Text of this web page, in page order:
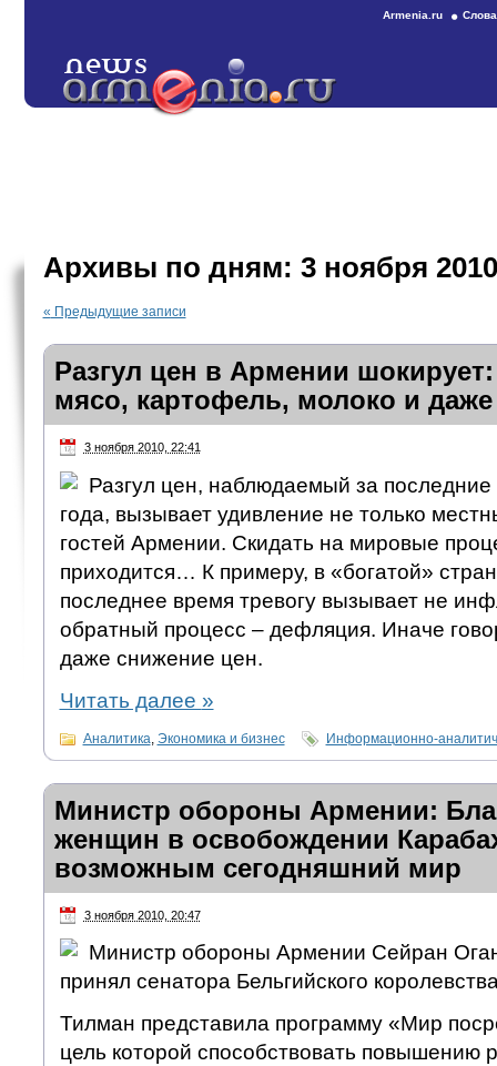
Armenia.ru
Архивы по дням: 3 ноября 2010
« Предыдущие записи
Разгул цен в Армении
мясо, картофель, молоко и
3 ноября 2010, 22:41
Разгул цен, наблюдаемый за
года, вызывает удивление не только
гостей Армении. Скидать на мировые
приходится… К примеру, в «богатой»
последнее время тревогу вызывает не
обратный процесс – дефляция. Иначе
даже снижение цен.
Читать далее »
Аналитика Экономика и бизнес Информационно-
Министр обороны Армении:
женщин в освобождении
возможным сегодняшний мир
3 ноября 2010, 20:47
Министр обороны Армении Сейран
принял сенатора Бельгийского
Тилман представила программу «Мир
цель которой способствовать повышению